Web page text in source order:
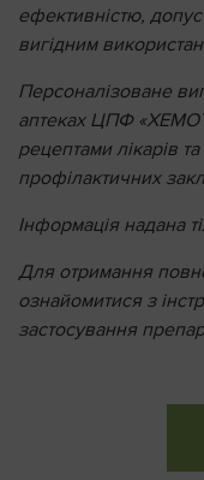
ефективністю,
вигідним
Персоналізоване
аптеках ЦПФ
рецептами лікарів
профілактичних
Інформація надана
Для отримання
ознайомитися з
застосування